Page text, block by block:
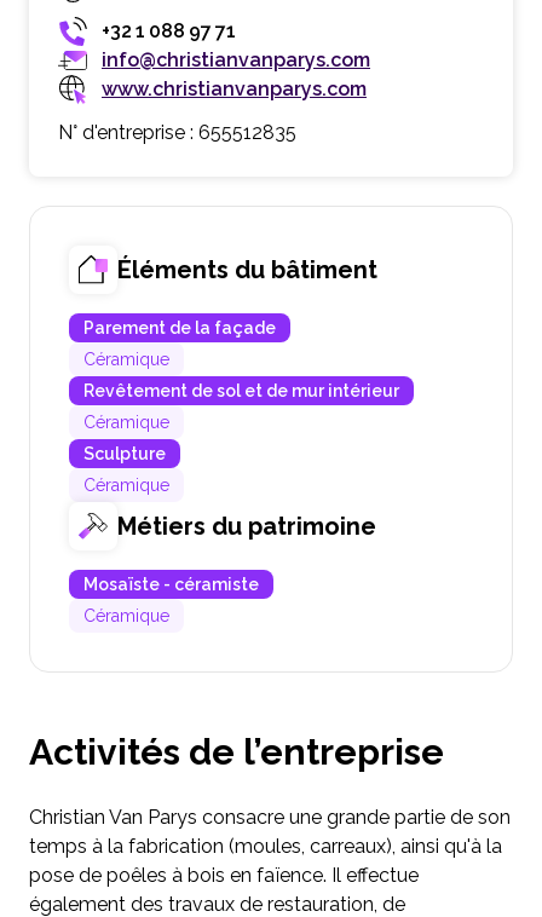
+32 1 088 97 71
info@christianvanparys.com
www.christianvanparys.com
N° d'entreprise : 655512835
Éléments du bâtiment
Parement de la façade
Céramique
Revêtement de sol et de mur intérieur
Céramique
Sculpture
Céramique
Métiers du patrimoine
Mosaïste - céramiste
Céramique
Activités de l’entreprise
Christian Van Parys consacre une grande partie de son
temps à la fabrication (moules, carreaux), ainsi qu'à la
pose de poêles à bois en faïence. Il effectue
également des travaux de restauration, de